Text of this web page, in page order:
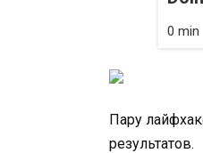
0 min
Пару
результатов.